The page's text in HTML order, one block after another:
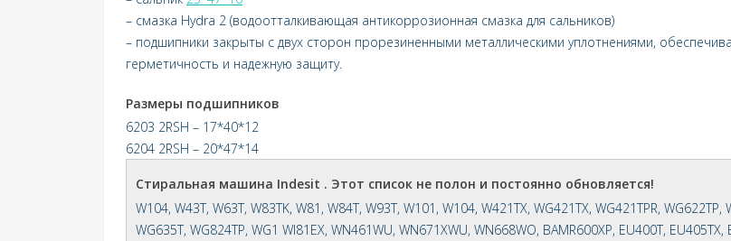
– смазка Hydra 2 (водоотталкивающая антикоррозионная смазка для сальников)
– подшипники закрыты с двух сторон прорезиненными металлическими уплотнениями,
герметичность и надежную защиту.
Размеры подшипников
6203 2RSH – 17*40*12
6204 2RSH – 20*47*14
Стиральная машина Indesit . Этот список не полон и постоянно обновляется!
W104, W43T, W63T, W83TK, W81, W84T, W93T, W101, W104, W421TX, WG421TX, WG421TPR, WG622TP,
WG635T, WG824TP, WG1 WI81EX, WN461WU, WN671XWU, WN668WO, BAMR600XP, EU400T, EU405TX,